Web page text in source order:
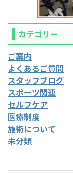
カテゴリー
ご案内
よくあるご質問
スタッフブログ
スポーツ関連
セルフケア
医療制度
施術について
未分類